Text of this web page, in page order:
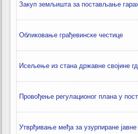
Закуп земљишта за постављање
Oбликовање грађевинске честице
Исељење из стана државне својине
Провођење регулационог плана у
Утврђивање међа за узурпиране